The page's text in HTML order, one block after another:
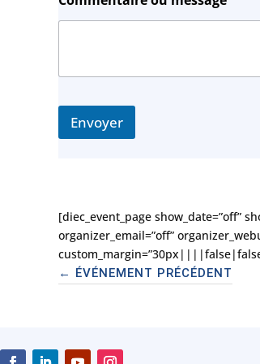
Envoyer
[diec_event_page show_date=”off”
organizer_email=”off”
← ÉVÉNEMENT PRÉCÉDENT